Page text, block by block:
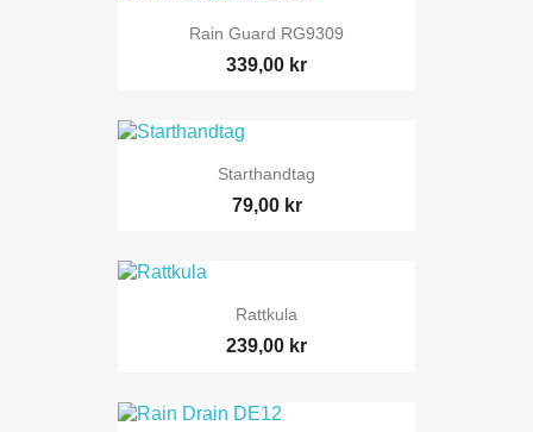
Rain Guard RG9309
339,00 kr
Starthandtag
79,00 kr
Rattkula
239,00 kr